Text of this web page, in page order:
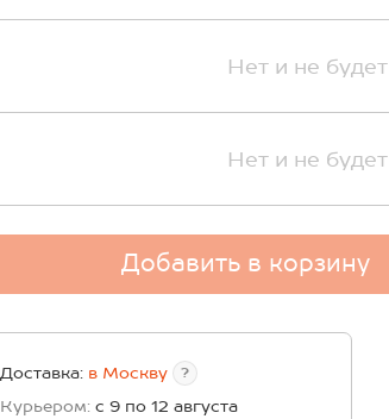
Нет и не будет
Нет и не будет
Добавить в корзину
Доставка: в Москву ?
Курьером: с 9 по 12 августа